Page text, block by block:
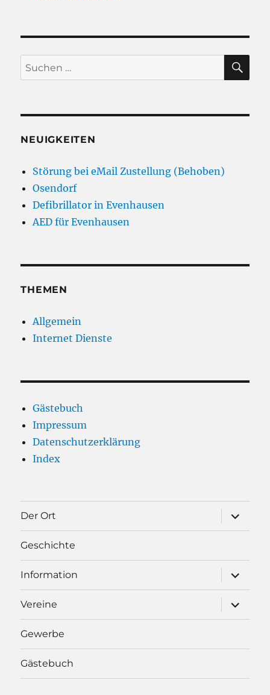
Suchen
nach:
NEUIGKEITEN
Störung bei eMail Zustellung (Behoben)
Osendorf
Defibrillator in Evenhausen
AED für Evenhausen
THEMEN
Allgemein
Internet Dienste
Gästebuch
Impressum
Datenschutzerklärung
Index
Der Ort
öffnen
Geschichte
Information
öffnen
Vereine
öffnen
Gewerbe
Gästebuch